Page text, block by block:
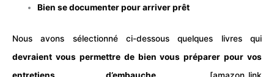
Bien se documenter pour arriver prêt
Nous avons sélectionné ci-dessous quelques livres qui
devraient vous permettre de bien vous préparer pour vos